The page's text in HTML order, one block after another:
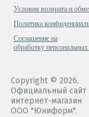
Условия возврата и
Политика
Cоглашение на
обработку
Copyright © 2026,
Официальный сайт
интернет-магазин
ООО "Юниформ".